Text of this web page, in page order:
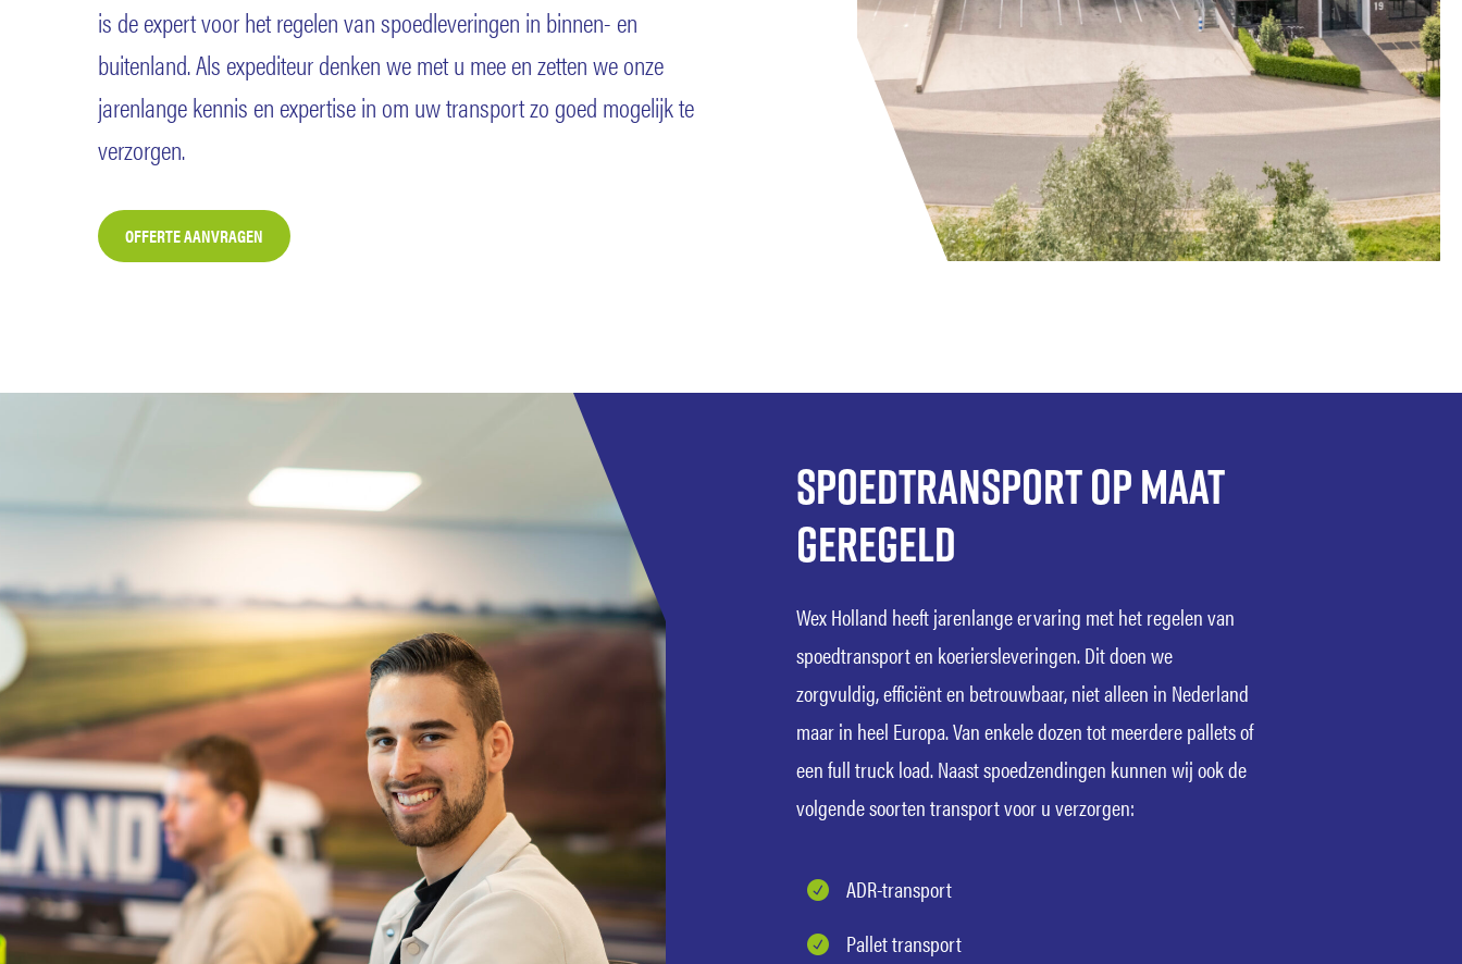
is de expert voor het regelen van spoedleveringen in binnen- en
buitenland. Als expediteur denken we met u mee en zetten we onze
jarenlange kennis en expertise in om uw transport zo goed mogelijk te
verzorgen.
OFFERTE AANVRAGEN
Spoedtransport op maat
geregeld
Wex Holland heeft jarenlange ervaring met het regelen van
spoedtransport en koeriersleveringen. Dit doen we
zorgvuldig, efficiënt en betrouwbaar, niet alleen in Nederland
maar in heel Europa. Van enkele dozen tot meerdere pallets of
een full truck load. Naast spoedzendingen kunnen wij ook de
volgende soorten transport voor u verzorgen:
ADR-transport
Pallet transport